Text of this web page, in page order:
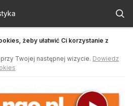
ngo.pl
żeby ułatwić Ci korzystanie z
Twojej następnej wizycie. Dowiedz